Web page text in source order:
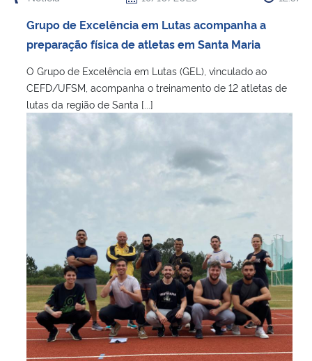
Ministério da Saúde
Ministério de Minas e Energia
Ministério da Ciência, Tecnologia, Inovações e Comunicações
Ministério do Desenvolvimento Regional
Controladoria-Geral da União
Ministério da Mulher, da Família e dos Direitos Humanos
Secretaria-Geral
Grupo de Excelência em Lutas acompanha a
preparação física de atletas em Santa Maria
O Grupo de Excelência em Lutas (GEL), vinculado ao
CEFD/UFSM, acompanha o treinamento de 12 atletas de
lutas da região de Santa [...]